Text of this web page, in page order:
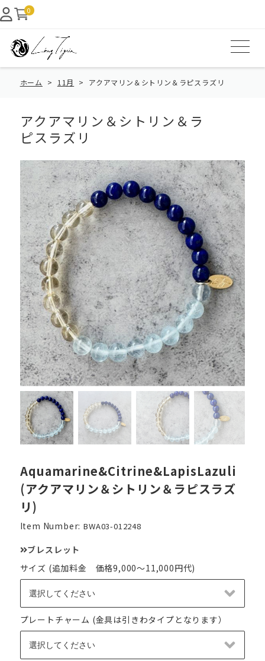
0
ホーム 11月 アクアマリン＆シトリン＆ラピスラズリ
アクアマリン＆シトリン＆ラ
ピスラズリ
Aquamarine&Citrine&LapisLazuli
(アクアマリン＆シトリン＆ラピスラズ
リ)
Item Number: BWA03-012248
ブレスレット
サイズ (追加料金 価格9,000～11,000円代)
プレートチャーム (金具は引きわタイプとなります）